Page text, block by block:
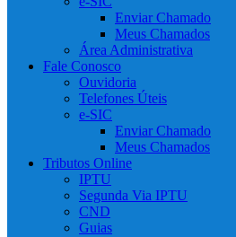
Enviar Chamado
Meus Chamados
Área Administrativa
Fale Conosco
Ouvidoria
Telefones Úteis
e-SIC
Enviar Chamado
Meus Chamados
Tributos Online
IPTU
Segunda Via IPTU
CND
Guias